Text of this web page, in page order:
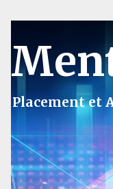
Placement et